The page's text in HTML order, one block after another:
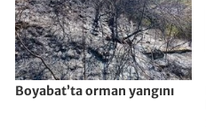
Boyabat’ta orman yangını